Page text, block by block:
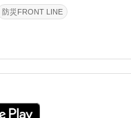
防災FRONT LINE